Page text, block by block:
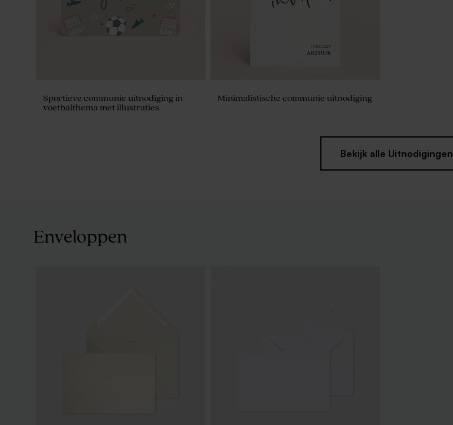
Sportieve communie uitnodiging in
voetbalthema met illustraties
Minimalistische communie uitnodiging
Bekijk alle Uitnodigingen
Enveloppen